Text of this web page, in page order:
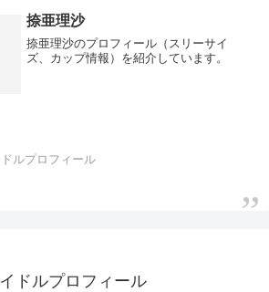
捺亜理沙
捺亜理沙のプロフィール（スリーサイ
ズ、カップ情報）を紹介しています。
ルプロフィール
ドルプロフィール